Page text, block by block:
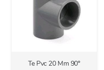
Te Pvc 20 Mm 90º